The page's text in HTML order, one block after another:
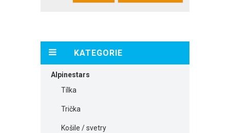
KATEGORIE
Alpinestars
Tílka
Trička
Košile / svetry